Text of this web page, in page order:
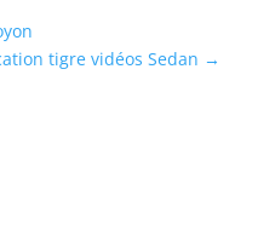
tigre vidéos Sedan →